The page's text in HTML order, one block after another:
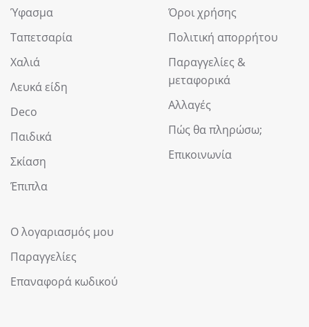
του
Ύφασμα
Ταπετσαρία
Χαλιά
Λευκά είδη
Deco
Παιδικά
Σκίαση
Έπιπλα
Όροι χρήσης
Πολιτική απορρήτου
Παραγγελίες &
μεταφορικά
Αλλαγές
Πώς θα πληρώσω;
Επικοινωνία
Ο λογαριασμός μου
Παραγγελίες
Επαναφορά κωδικού